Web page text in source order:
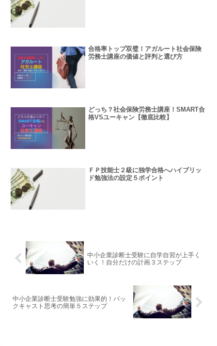
合格率トップ双璧！アガルート社会保険
労務士講座の価値と評判と選び方
どっち？社会保険労務士講座！SMART合
格VSユーキャン【徹底比較】
ＦＰ技能士２級に独学合格へハイブリッ
ド勉強法の設定５ポイント
中小企業診断士受験に自学自習が上手く
いく！自分だけの計画３ステップ
中小企業診断士受験勉強に効果的！バッ
クキャスト思考の簡単５ステップ